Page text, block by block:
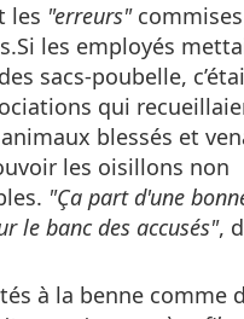
les "erreurs"
les employés
sacs-poubelle,
qui
blessés et
les oisillons non
"Ça part d'une
le banc des accusés",
à la benne comme